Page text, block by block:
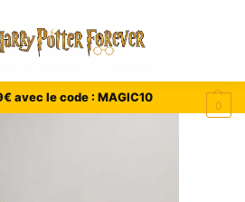
0
avec le code : MAGIC10